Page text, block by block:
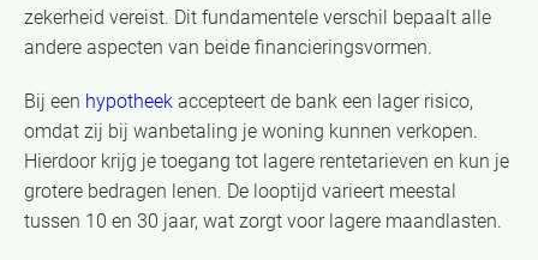
zekerheid vereist. Dit fundamentele verschil bepaalt alle
andere aspecten van beide financieringsvormen.
Bij een hypotheek accepteert de bank een lager risico,
omdat zij bij wanbetaling je woning kunnen verkopen.
Hierdoor krijg je toegang tot lagere rentetarieven en kun je
grotere bedragen lenen. De looptijd varieert meestal
tussen 10 en 30 jaar, wat zorgt voor lagere maandlasten.